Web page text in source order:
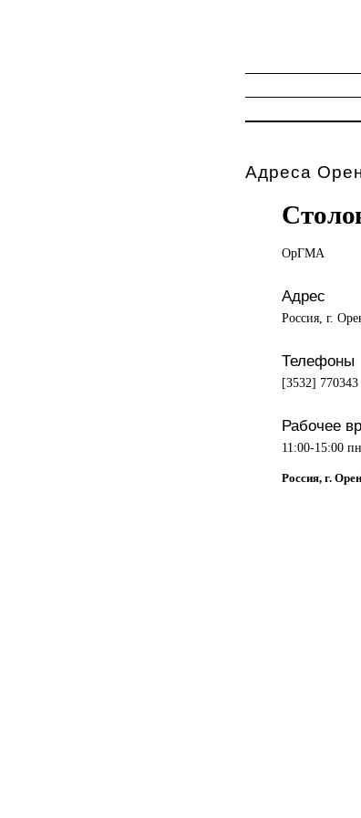
Адреса
ОрГМА
Адрес
Россия, г.
Телефоны
[3532] 770343
Рабочее
11:00-15:00
Россия, г.